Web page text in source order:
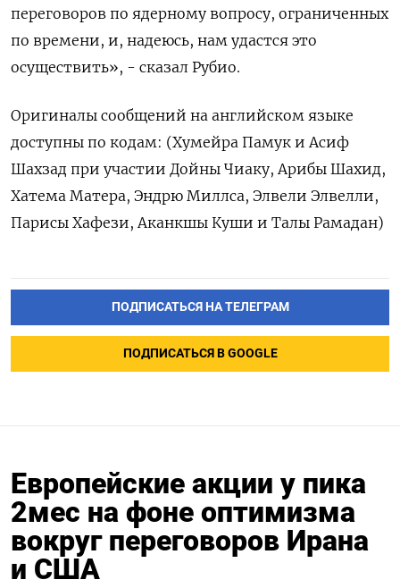
переговоров по ядерному вопросу, ограниченных
по ‌времени, и, надеюсь, нам удастся это
осуществить», - сказал Рубио.
Оригиналы сообщений на ‌английском языке
доступны по кодам: (Хумейра Памук и Асиф
Шахзад при участии ​Дойны Чиаку, Арибы Шахид,
Хатема Матера, Эндрю Миллса, Элвели ‌Элвелли,
Парисы Хафези, Аканкшы Куши и Талы Рамадан)
ПОДПИСАТЬСЯ НА ТЕЛЕГРАМ
ПОДПИСАТЬСЯ В GOOGLE
Европейские акции у пика
2мес на фоне оптимизма
вокруг переговоров Ирана
и США